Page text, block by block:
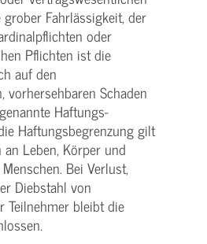
Fahrlässigkeit, der
oder
Pflichten ist die
auf den
vorhersehbaren Schaden
Haftungs­
Haftungs­begrenzung gilt
Leben, Körper und
Bei Verlust,
Diebstahl von
Teilnehmer bleibt die